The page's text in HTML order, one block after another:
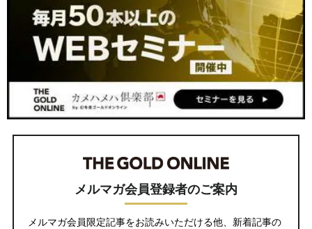
メルマガ会員登録者のご案内
メルマガ会員限定記事をお読みいただける他、新着記事の